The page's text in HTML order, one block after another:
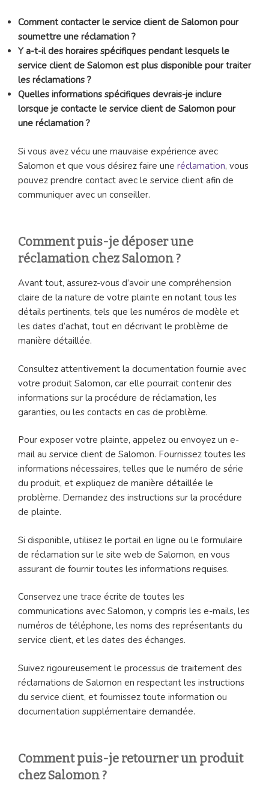
Comment contacter le service client de Salomon pour
soumettre une réclamation ?
Y a-t-il des horaires spécifiques pendant lesquels le
service client de Salomon est plus disponible pour traiter
les réclamations ?
Quelles informations spécifiques devrais-je inclure
lorsque je contacte le service client de Salomon pour
une réclamation ?
Si vous avez vécu une mauvaise expérience avec
Salomon et que vous désirez faire une réclamation, vous
pouvez prendre contact avec le service client afin de
communiquer avec un conseiller.
Comment puis-je déposer une
réclamation chez Salomon ?
Avant tout, assurez-vous d’avoir une compréhension
claire de la nature de votre plainte en notant tous les
détails pertinents, tels que les numéros de modèle et
les dates d’achat, tout en décrivant le problème de
manière détaillée.
Consultez attentivement la documentation fournie avec
votre produit Salomon, car elle pourrait contenir des
informations sur la procédure de réclamation, les
garanties, ou les contacts en cas de problème.
Pour exposer votre plainte, appelez ou envoyez un e-
mail au service client de Salomon. Fournissez toutes les
informations nécessaires, telles que le numéro de série
du produit, et expliquez de manière détaillée le
problème. Demandez des instructions sur la procédure
de plainte.
Si disponible, utilisez le portail en ligne ou le formulaire
de réclamation sur le site web de Salomon, en vous
assurant de fournir toutes les informations requises.
Conservez une trace écrite de toutes les
communications avec Salomon, y compris les e-mails, les
numéros de téléphone, les noms des représentants du
service client, et les dates des échanges.
Suivez rigoureusement le processus de traitement des
réclamations de Salomon en respectant les instructions
du service client, et fournissez toute information ou
documentation supplémentaire demandée.
Comment puis-je retourner un produit
chez Salomon ?